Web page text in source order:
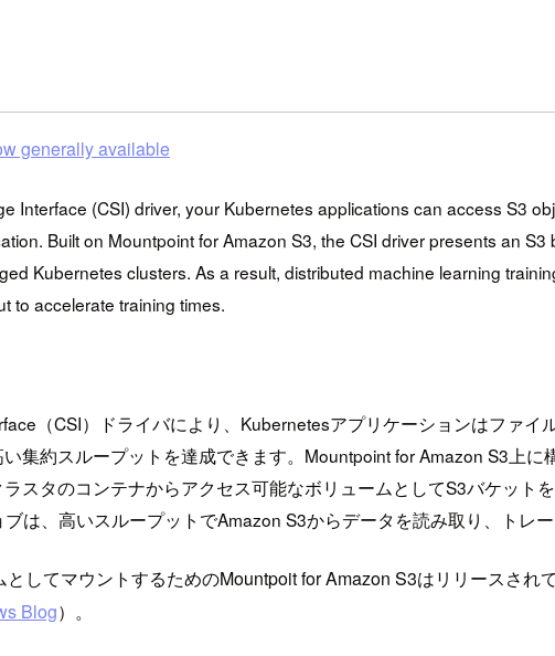
generally available
Interface (CSI) driver, your Kubernetes applications can access S3
Built on Mountpoint for Amazon S3, the CSI driver presents an
Kubernetes clusters. As a result, distributed machine learning
to accelerate training times.
（CSI）ドライバにより、Kubernetesアプリケーションはファ
集約スループットを達成できます。Mountpoint for Amazon S3上に
スタのコンテナからアクセス可能なボリュームとしてS3バケット
は、高いスループットでAmazon S3からデータを読み取り、トレー
してマウントするためのMountpoit for Amazon S3はリリースされ
Blog）。